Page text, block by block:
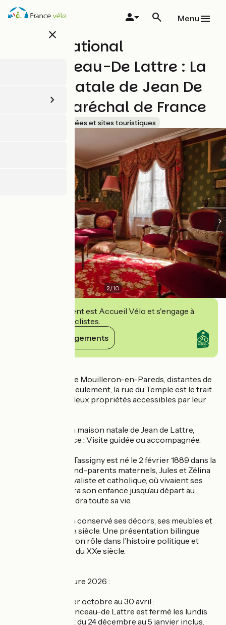
Aller
au
close
Menu
Musée National
Clemenceau-De Lattre : La
maison natale de Jean De
Lattre, Maréchal de France
Musées et sites touristiques
2/10
Cet établissement est Accueil Vélo et s'engage à
accueillir des cyclistes.
Voir ses engagements
Situées au cœur de Mouilleron-en-Pareds, distantes de
quelques mètres seulement, la rue du Temple est le trait
d’union entre les deux propriétés accessibles par leur
Présentation de la maison natale de Jean de Lattre,
Maréchal de France : Visite guidée ou accompagnée.
Jean de Lattre de Tassigny est né le 2 février 1889 dans la
maison de ses grand-parents maternels, Jules et Zélina
Hénault, maire, royaliste et catholique, où vivaient ses
parents. Il y passera son enfance jusqu’au départ au
collège et y reviendra toute sa vie.
Sa maison natale a conservé ses décors, ses meubles et
ses jardins du XIXe siècle. Une présentation bilingue
permet de situer son rôle dans l’histoire politique et
militaire française du XXe siècle.
Horaires d'ouverture 2026 :
Basse saison, du 1er octobre au 30 avril :
- Le musée Clemenceau-de Lattre est fermé les lundis
sauf jours fériés et du 24 décembre au 5 janvier inclus.